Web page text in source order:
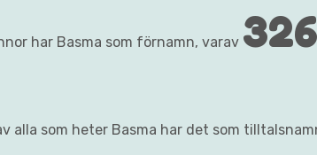
har Basma som förnamn, varav 326
alla som heter Basma har det som